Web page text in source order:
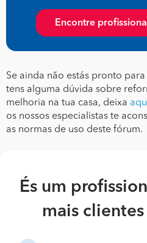
Encontre
Se ainda não estás pronto
tens alguma dúvida sobre
melhoria na tua casa, deixa
os nossos especialistas te
as normas de uso deste fórum.
És um
mais